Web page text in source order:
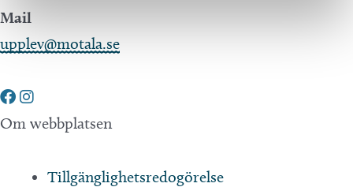
Mail
upplev@motala.se
Om webbplatsen
Tillgänglighetsredogörelse